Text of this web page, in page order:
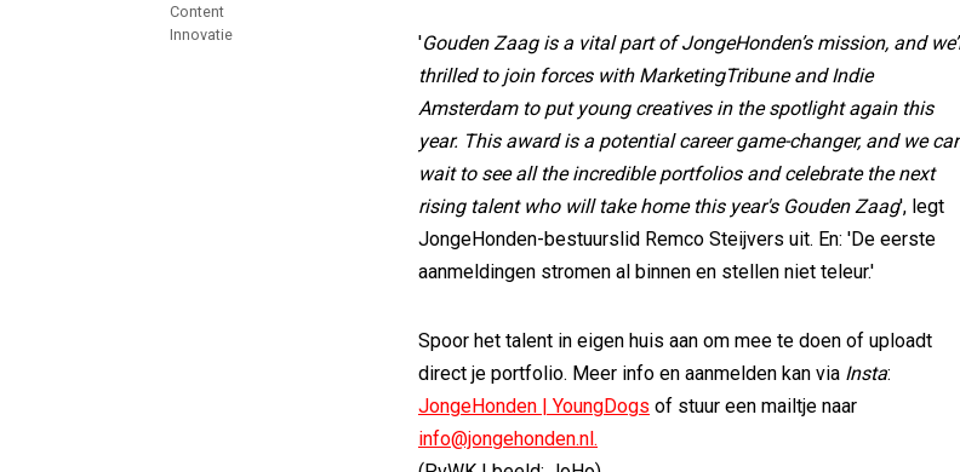
Content
Innovatie
'Gouden Zaag is a vital part of JongeHonden’s mission, and
thrilled to join forces with MarketingTribune and Indie
Amsterdam to put young creatives in the spotlight again this
year. This award is a potential career game-changer, and we
wait to see all the incredible portfolios and celebrate the next
rising talent who will take home this year's Gouden Zaag', legt
JongeHonden-bestuurslid Remco Steijvers uit. En: 'De eerste
aanmeldingen stromen al binnen en stellen niet teleur.'
Spoor het talent in eigen huis aan om mee te doen of uploadt
direct je portfolio. Meer info en aanmelden kan via Insta:
JongeHonden | YoungDogs of stuur een mailtje naar
info@jongehonden.nl.